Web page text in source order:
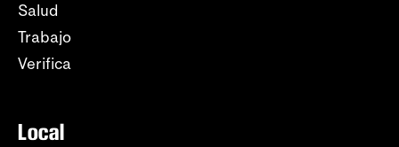
Salud
Trabajo
Verifica
Local